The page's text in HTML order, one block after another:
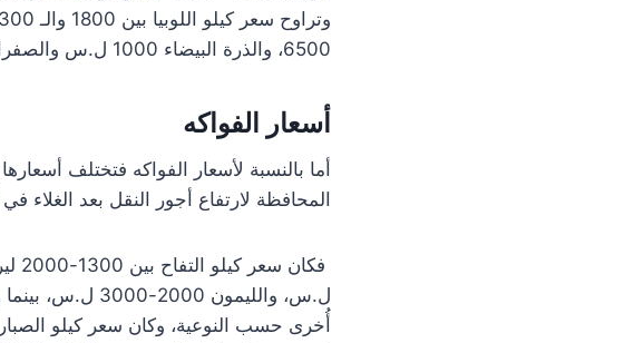
6500، والذرة البيضاء 1000 ل.س والصفراء 800 ليرة سورية.
أسعار الفواكه
أما بالنسبة لأسعار الفواكه فتختلف
المحافظة لارتفاع أجور النقل بعد